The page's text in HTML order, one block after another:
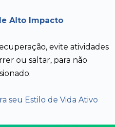
Alto Impacto
evite atividades
ou saltar, para não
seu Estilo de Vida Ativo